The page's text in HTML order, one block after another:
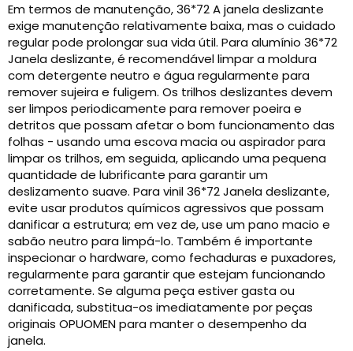
Em termos de manutenção, 36*72 A janela deslizante
exige manutenção relativamente baixa, mas o cuidado
regular pode prolongar sua vida útil. Para alumínio 36*72
Janela deslizante, é recomendável limpar a moldura
com detergente neutro e água regularmente para
remover sujeira e fuligem. Os trilhos deslizantes devem
ser limpos periodicamente para remover poeira e
detritos que possam afetar o bom funcionamento das
folhas - usando uma escova macia ou aspirador para
limpar os trilhos, em seguida, aplicando uma pequena
quantidade de lubrificante para garantir um
deslizamento suave. Para vinil 36*72 Janela deslizante,
evite usar produtos químicos agressivos que possam
danificar a estrutura; em vez de, use um pano macio e
sabão neutro para limpá-lo. Também é importante
inspecionar o hardware, como fechaduras e puxadores,
regularmente para garantir que estejam funcionando
corretamente. Se alguma peça estiver gasta ou
danificada, substitua-os imediatamente por peças
originais OPUOMEN para manter o desempenho da
janela.